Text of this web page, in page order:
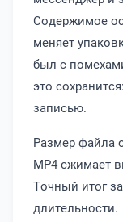
Содержимое
меняет
был с
это
записью.
Размер файла
MP4 сжимает
Точный итог
длительности.